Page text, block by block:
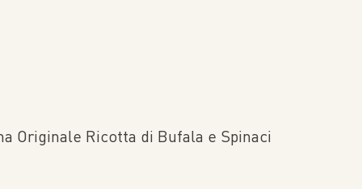
Originale Ricotta di Bufala e Spinaci